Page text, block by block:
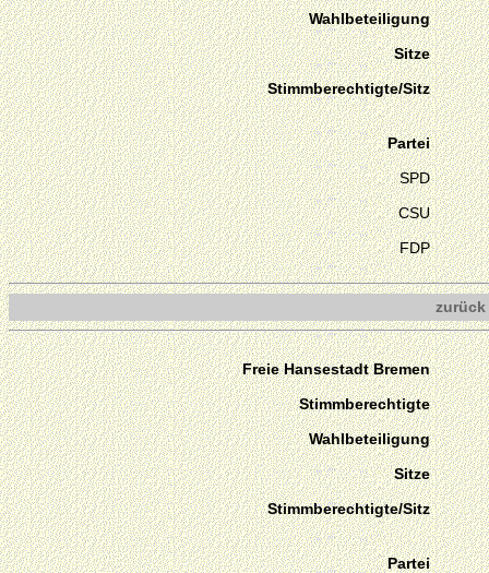
Wahlbeteiligung
Sitze
Stimmberechtigte/Sitz
Partei
SPD
CSU
FDP
zurück
Freie Hansestadt Bremen
Stimmberechtigte
Wahlbeteiligung
Sitze
Stimmberechtigte/Sitz
Partei